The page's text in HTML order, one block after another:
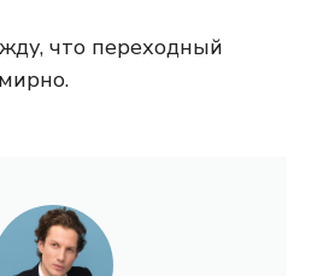
что переходный